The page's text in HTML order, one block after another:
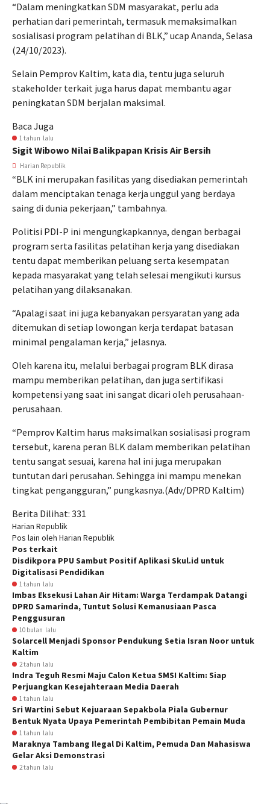
“Dalam meningkatkan SDM masyarakat, perlu ada
perhatian dari pemerintah, termasuk memaksimalkan
sosialisasi program pelatihan di BLK,” ucap Ananda, Selasa
(24/10/2023).
Selain Pemprov Kaltim, kata dia, tentu juga seluruh
stakeholder terkait juga harus dapat membantu agar
peningkatan SDM berjalan maksimal.
Baca Juga
1 tahun lalu
Sigit Wibowo Nilai Balikpapan Krisis Air Bersih
Harian Republik
“BLK ini merupakan fasilitas yang disediakan pemerintah
dalam menciptakan tenaga kerja unggul yang berdaya
saing di dunia pekerjaan,” tambahnya.
Politisi PDI-P ini mengungkapkannya, dengan berbagai
program serta fasilitas pelatihan kerja yang disediakan
tentu dapat memberikan peluang serta kesempatan
kepada masyarakat yang telah selesai mengikuti kursus
pelatihan yang dilaksanakan.
“Apalagi saat ini juga kebanyakan persyaratan yang ada
ditemukan di setiap lowongan kerja terdapat batasan
minimal pengalaman kerja,” jelasnya.
Oleh karena itu, melalui berbagai program BLK dirasa
mampu memberikan pelatihan, dan juga sertifikasi
kompetensi yang saat ini sangat dicari oleh perusahaan-
perusahaan.
“Pemprov Kaltim harus maksimalkan sosialisasi program
tersebut, karena peran BLK dalam memberikan pelatihan
tentu sangat sesuai, karena hal ini juga merupakan
tuntutan dari perusahan. Sehingga ini mampu menekan
tingkat pengangguran,” pungkasnya.(Adv/DPRD Kaltim)
Berita Dilihat: 331
Harian Republik
Pos lain oleh Harian Republik
Pos terkait
Disdikpora PPU Sambut Positif Aplikasi Skul.id untuk
Digitalisasi Pendidikan
1 tahun lalu
Imbas Eksekusi Lahan Air Hitam: Warga Terdampak Datangi
DPRD Samarinda, Tuntut Solusi Kemanusiaan Pasca
Penggusuran
10 bulan lalu
Solarcell Menjadi Sponsor Pendukung Setia Isran Noor untuk
Kaltim
2 tahun lalu
Indra Teguh Resmi Maju Calon Ketua SMSI Kaltim: Siap
Perjuangkan Kesejahteraan Media Daerah
1 tahun lalu
Sri Wartini Sebut Kejuaraan Sepakbola Piala Gubernur
Bentuk Nyata Upaya Pemerintah Pembibitan Pemain Muda
1 tahun lalu
Maraknya Tambang Ilegal Di Kaltim, Pemuda Dan Mahasiswa
Gelar Aksi Demonstrasi
2 tahun lalu